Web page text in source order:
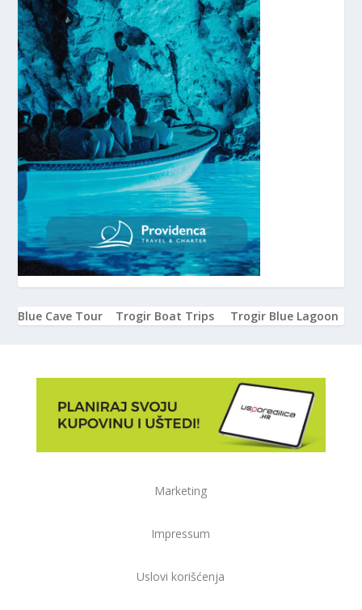
Blue Cave Tour Trogir Boat Trips Trogir Blue Lagoon
Marketing
Impressum
Uslovi korišćenja